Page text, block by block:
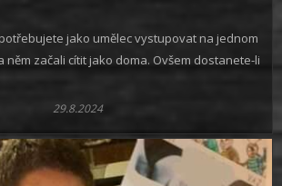
jako umělec vystupovat na jednom
něm začali cítit jako doma. Ovšem dostanete-li
29.8.2024